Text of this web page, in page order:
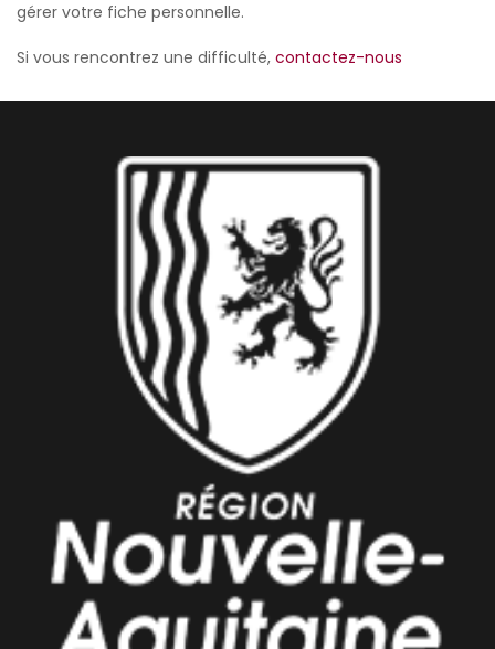
gérer votre fiche personnelle.
Si vous rencontrez une difficulté, contactez-nous